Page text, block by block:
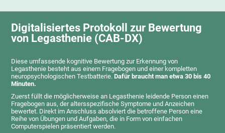
Digitalisiertes Protokoll zur Bewertung
von Legasthenie (CAB-DX)
Diese umfassende kognitive Bewertung zur Erkennung von
Legasthenie besteht aus einem Fragebogen und einer kompletten
neuropsychologischen Testbatterie.Dafür braucht man etwa 30 bis 40
Minuten.
Zuerst füllt die möglicherweise an Legasthenie leidende Person einen
Fragebogen aus, der altersspezifische Symptome und Anzeichen
bewertet. Direkt im Anschluss absolviert die betroffene Person eine
Reihe von Übungen und Aufgaben, die in Form von einfachen
Computerspielen präsentiert werden.